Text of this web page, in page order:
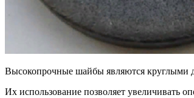
Высокопрочные шайбы являются круглыми
Их использование позволяет увеличивать